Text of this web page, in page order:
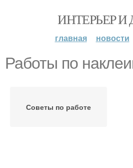
ИНТЕРЬЕР И
главная новости
Работы по
Советы по работе